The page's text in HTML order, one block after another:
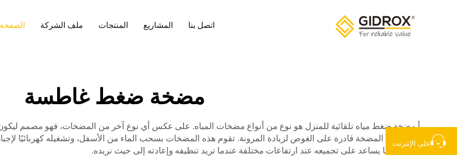
ملف الشركة المنتجات المشاريع اتصل بنا
مضخة ضغط غاطسة
أمضخة ضغط مياه تلقائية للمنزل هو نوع من أنواع مضخات المياه. على عكس أي نوع آخر من المضخات، فهو مصمم ليكون
يجعل هذه المضخة قادرة على الغوص لزيادة المرونة. تقوم هذه المضخات بسحب الماء من الأسفل، وتشغيله كهربائيًا
أسفل، مما يساعد على تجميعه عند ارتفاعات مختلفة عندما تريد تنظيفه وإعادته إلى حيث نريده.
على الإنترنت